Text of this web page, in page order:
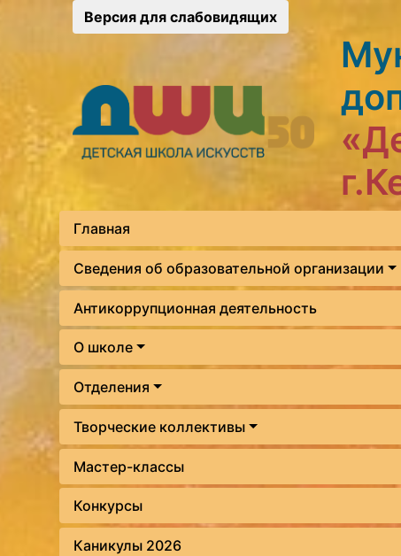
Версия для слабовидящих
Главная
Сведения об образовательной организации
Антикоррупционная деятельность
О школе
Отделения
Творческие коллективы
Мастер-классы
Конкурсы
Каникулы 2026